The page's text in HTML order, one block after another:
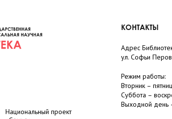
Национальный проект
КОНТАКТЫ
Адрес
ул. Софьи
Режим работы:
Вторник –
Суббота – в
Выходной день